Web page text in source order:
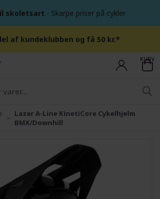
skoletsart - Skarpe priser på cykler
af kundeklubben og få 50 kr.*
KURV
Lazer A-Line KinetiCore Cykelhjelm
BMX/Downhill